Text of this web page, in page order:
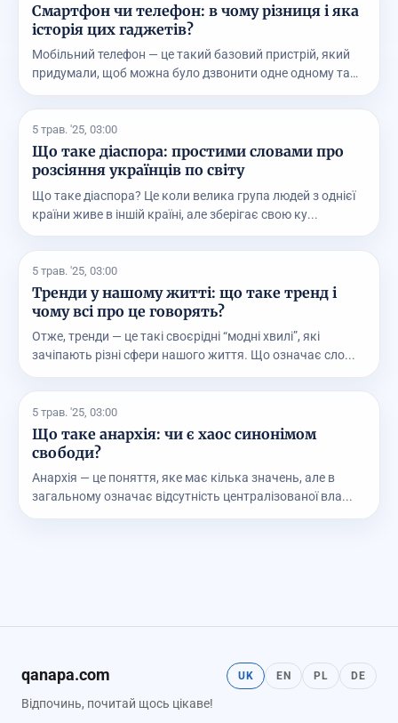
Смартфон чи телефон: в чому різниця і яка
історія цих гаджетів?
Мобільний телефон — це такий базовий пристрій, який
придумали, щоб можна було дзвонити одне одному та
5 трав. '25, 03:00
Що таке діаспора: простими словами про
розсіяння українців по світу
Що таке діаспора? Це коли велика група людей з однієї
країни живе в іншій країні, але зберігає свою ку...
5 трав. '25, 03:00
Тренди у нашому житті: що таке тренд і
чому всі про це говорять?
Отже, тренди — це такі своєрідні “модні хвилі”, які
зачіпають різні сфери нашого життя. Що означає сло...
5 трав. '25, 03:00
Що таке анархія: чи є хаос синонімом
свободи?
Анархія — це поняття, яке має кілька значень, але в
загальному означає відсутність централізованої вла...
qanapa.com
Відпочинь, почитай щось цікаве!
UK EN PL DE